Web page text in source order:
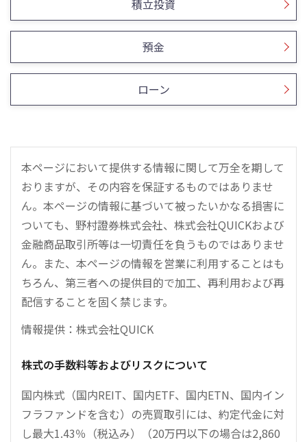
積立投資
預金
ローン
本ページにおいて提供する情報に関して万全を期して
おりますが、その内容を保証するものではありませ
ん。本ページの情報に基づいて被ったいかなる損害に
ついても、野村證券株式会社、株式会社QUICKおよび
金融商品取引所等は一切責任を負うものではありませ
ん。また、本ページの情報を営業に利用することはも
ちろん、第三者への提供目的で加工、再利用および再
配信することを固く禁じます。
情報提供：株式会社QUICK
株式の手数料等およびリスクについて
国内株式（国内REIT、国内ETF、国内ETN、国内イン
フラファンドを含む）の売買取引には、約定代金に対
し最大1.43％（税込み）（20万円以下の場合は2,860